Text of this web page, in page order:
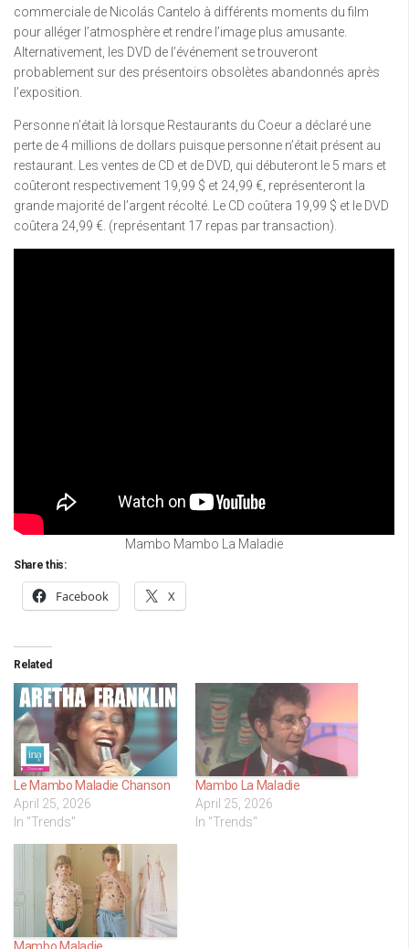
commerciale de Nicolás Cantelo à différents moments du film
pour alléger l’atmosphère et rendre l’image plus amusante.
Alternativement, les DVD de l’événement se trouveront
probablement sur des présentoirs obsolètes abandonnés après
l’exposition.
Personne n’était là lorsque Restaurants du Coeur a déclaré une
perte de 4 millions de dollars puisque personne n’était présent au
restaurant. Les ventes de CD et de DVD, qui débuteront le 5 mars et
coûteront respectivement 19,99 $ et 24,99 €, représenteront la
grande majorité de l’argent récolté. Le CD coûtera 19,99 $ et le DVD
coûtera 24,99 €. (représentant 17 repas par transaction).
Mambo Mambo La Maladie
Share this:
Facebook X
Related
Le Mambo Maladie Chanson
April 25, 2026
In "Trends"
Mambo La Maladie
April 25, 2026
In "Trends"